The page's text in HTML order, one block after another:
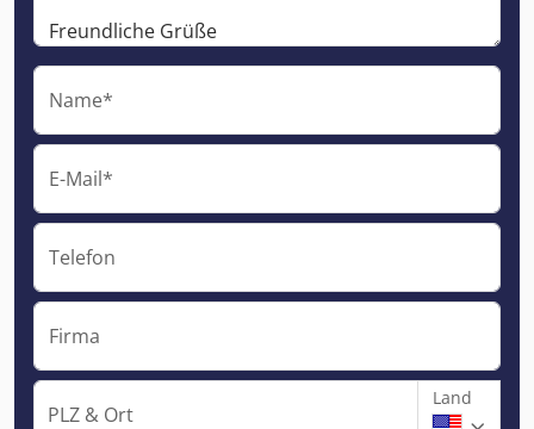
Name*
E-Mail*
Telefon
Firma
PLZ & Ort
Land